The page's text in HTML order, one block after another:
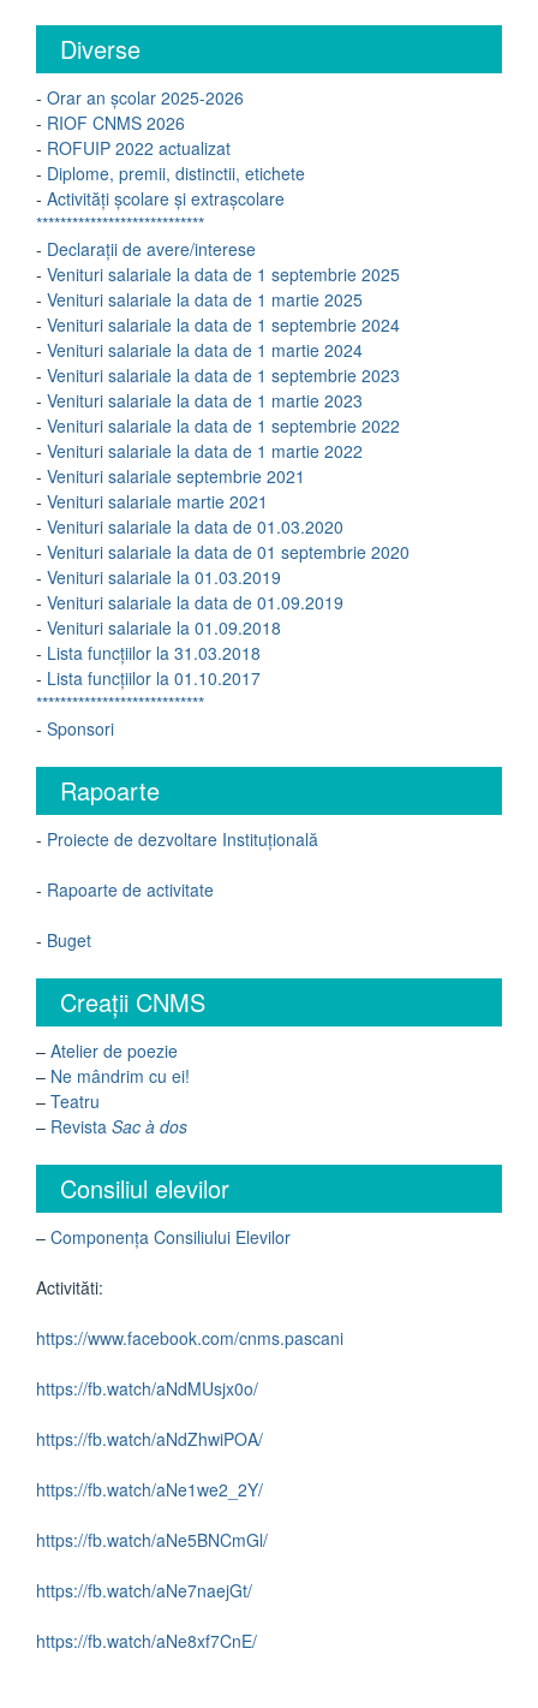
Diverse
- Orar an școlar 2025-2026
- RIOF CNMS 2026
- ROFUIP 2022 actualizat
- Diplome, premii, distinctii, etichete
- Activități școlare și extrașcolare
****************************
- Declarații de avere/interese
- Venituri salariale la data de 1 septembrie 2025
- Venituri salariale la data de 1 martie 2025
- Venituri salariale la data de 1 septembrie 2024
- Venituri salariale la data de 1 martie 2024
- Venituri salariale la data de 1 septembrie 2023
- Venituri salariale la data de 1 martie 2023
- Venituri salariale la data de 1 septembrie 2022
- Venituri salariale la data de 1 martie 2022
- Venituri salariale septembrie 2021
- Venituri salariale martie 2021
- Venituri salariale la data de 01.03.2020
- Venituri salariale la data de 01 septembrie 2020
- Venituri salariale la 01.03.2019
- Venituri salariale la data de 01.09.2019
- Venituri salariale la 01.09.2018
- Lista funcțiilor la 31.03.2018
- Lista funcțiilor la 01.10.2017
****************************
- Sponsori
Rapoarte
- Proiecte de dezvoltare Instituțională
- Rapoarte de activitate
- Buget
Creații CNMS
– Atelier de poezie
– Ne mândrim cu ei!
– Teatru
– Revista Sac à dos
Consiliul elevilor
– Componența Consiliului Elevilor
Activităti:
https://www.facebook.com/cnms.pascani
https://fb.watch/aNdMUsjx0o/
https://fb.watch/aNdZhwiPOA/
https://fb.watch/aNe1we2_2Y/
https://fb.watch/aNe5BNCmGl/
https://fb.watch/aNe7naejGt/
https://fb.watch/aNe8xf7CnE/